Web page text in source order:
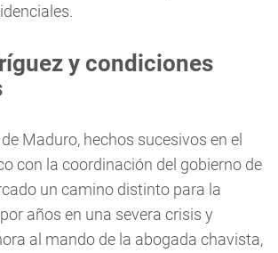
y condiciones
Maduro, hechos sucesivos en el
con la coordinación del gobierno de
un camino distinto para la
años en una severa crisis y
al mando de la abogada chavista,